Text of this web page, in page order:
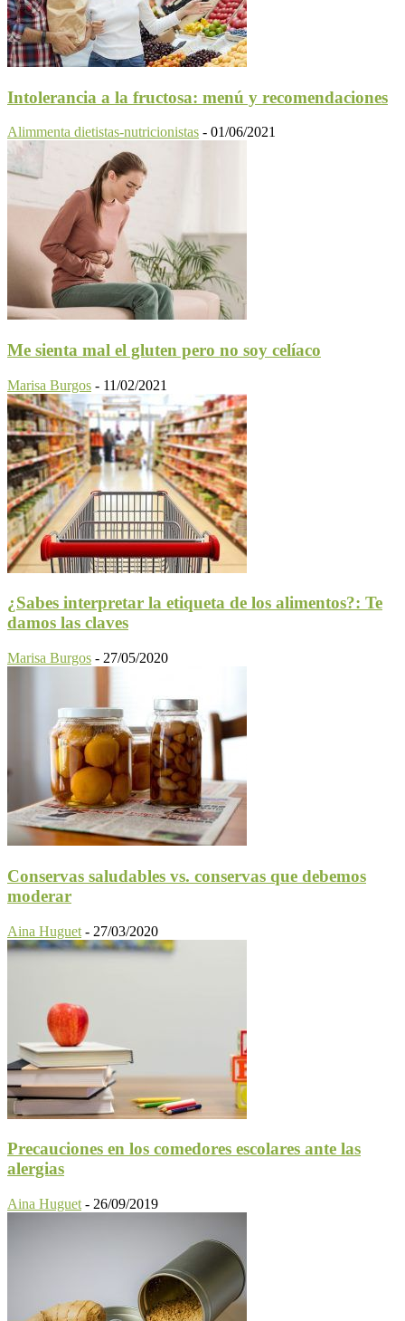
Intolerancia a la fructosa: menú y recomendaciones
Alimmenta dietistas-nutricionistas - 01/06/2021
Me sienta mal el gluten pero no soy celíaco
Marisa Burgos - 11/02/2021
¿Sabes interpretar la etiqueta de los alimentos?: Te
damos las claves
Marisa Burgos - 27/05/2020
Conservas saludables vs. conservas que debemos
moderar
Aina Huguet - 27/03/2020
Precauciones en los comedores escolares ante las
alergias
Aina Huguet - 26/09/2019